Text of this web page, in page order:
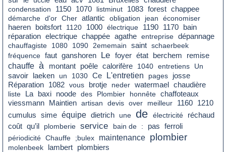
condensation 1150 1070 listminut 1083 forest chappee
démarche d'or Cher atlantic obligation jean
économiser
haeren
boitsfort 1120 1000 électrique 1190 1170 bain
réparation electrique chappée agathe entreprise dépannage
chauffagiste
1080 1090 2ememain saint schaerbeek
fréquence faut ganshoren Le foyer état berchem
remise
chauffe à montant poêle calorifère 1040 entretiens Un
savoir laeken un 1030 Ce L'entretien pages
josse
Réparation
1082 vous brotje neder watermael chaudière
liste La baxi noode des Plombier honnête chaffoteaux
viessmann
Maintien artisan devis over meilleur 1160 1210
cumulus sime équipe dietrich une de électricité
réchaud
coût qu’il plomberie service bain de : pas
ferroli
périodicité Chauffe ;bulex maintenance plombier
molenbeek lambert plombiers